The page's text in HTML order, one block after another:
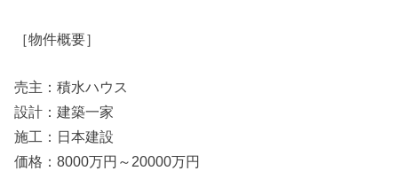
［物件概要］
売主：積水ハウス
設計：建築一家
施工：日本建設
価格：8000万円～20000万円